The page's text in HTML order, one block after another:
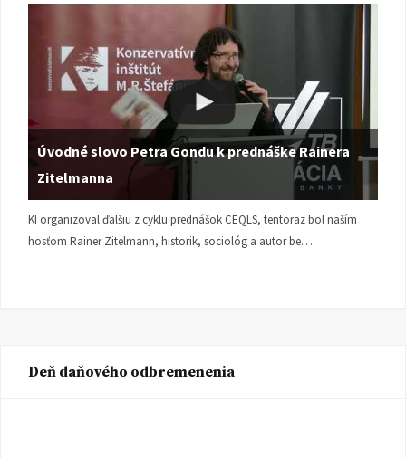
Úvodné slovo Petra Gondu k prednáške Rainera
Zitelmanna
KI organizoval ďalšiu z cyklu prednášok CEQLS, tentoraz bol naším
hosťom Rainer Zitelmann, historik, sociológ a autor be…
Deň daňového odbremenenia